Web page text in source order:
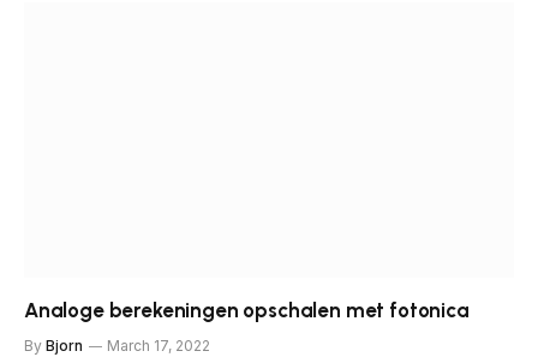
Analoge berekeningen opschalen met fotonica
By Bjorn March 17, 2022